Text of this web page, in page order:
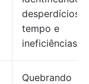
desperdícios
tempo e
ineficiências
Quebrando